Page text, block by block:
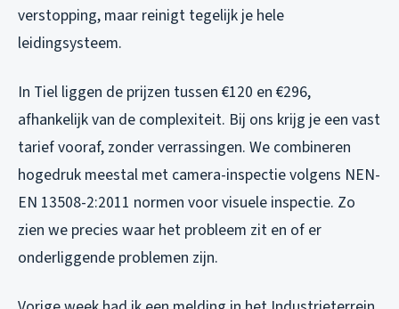
verstopping, maar reinigt tegelijk je hele
leidingsysteem.
In Tiel liggen de prijzen tussen €120 en €296,
afhankelijk van de complexiteit. Bij ons krijg je een vast
tarief vooraf, zonder verrassingen. We combineren
hogedruk meestal met camera-inspectie volgens NEN-
EN 13508-2:2011 normen voor visuele inspectie. Zo
zien we precies waar het probleem zit en of er
onderliggende problemen zijn.